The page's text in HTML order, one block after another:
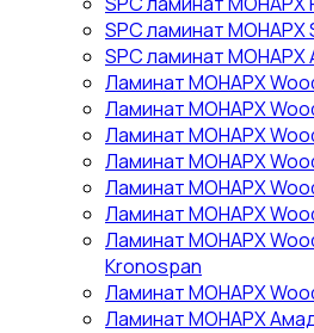
SPC ламинат МОНАРХ
SPC ламинат МОНАРХ
Ламинат МОНАРХ
Ламинат МОНАРХ
Ламинат МОНАРХ
Ламинат МОНАРХ
Ламинат МОНАРХ
Ламинат МОНАРХ
Ламинат МОНАРХ
Kronospan
Ламинат МОНАРХ
Ламинат МОНАРХ